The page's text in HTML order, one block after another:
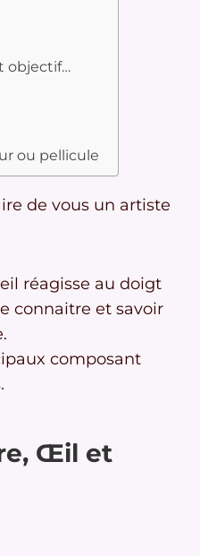
objectif…
ou pellicule
de vous un artiste
réagisse au doigt
connaitre et savoir
composant
Œil et